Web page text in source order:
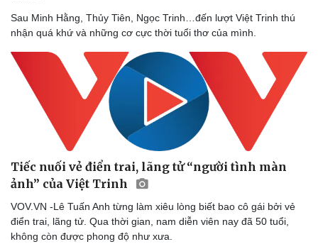
Văn hóa
Sân khấu - Điện ảnh
Di sản
Giải trí
Nghệ sĩ
Thời trang
Sao Việt
Sau Minh Hằng, Thủy Tiên, Ngọc Trinh…đến lượt Việt Trinh thú
nhận quá khứ và những cơ cực thời tuổi thơ của mình.
Tiếc nuối vẻ điển trai, lãng tử “người tình màn
ảnh” của Việt Trinh
VOV.VN -Lê Tuấn Anh từng làm xiêu lòng biết bao cô gái bởi vẻ
điển trai, lãng tử. Qua thời gian, nam diễn viên nay đã 50 tuổi,
không còn được phong độ như xưa.